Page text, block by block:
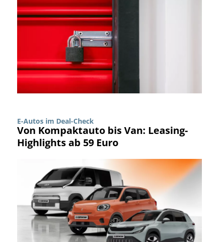
E-Autos im Deal-Check
Von Kompaktauto bis Van: Leasing-
Highlights ab 59 Euro